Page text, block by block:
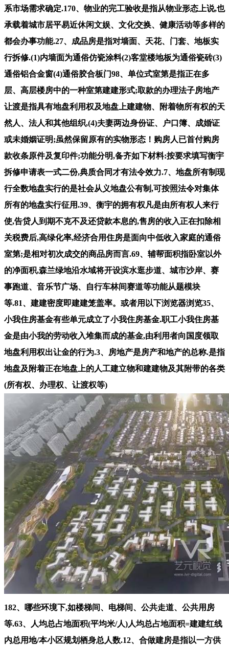
系市场需求确定.170、物业的完工验收是指从物业形态上说,也
承载着城市居平易近休闲文娱、文化交换、健康活动等多样的
都会办事功能.27、成品房是指对墙面、天花、门套、地板实
行拆修.(1)内墙面为通俗仿瓷涂料(2)客堂楼地板为通俗瓷砖(3)
通俗铝合金窗(4)通俗胶合板门98、单位式室第是指正在多
层、高层楼房中的一种室第建建形式;取款的办理法子房地产
让渡是指具有地盘利用权及地盘上建建物、附着物所有权的天
然人、法人和其他组织,(4)夫妻两边身份证、户口簿、成婚证
或未婚姻证明;虽然保留原有的实物形态！购房人已首付购房
款收条原件及复印件;功能分明,备齐如下材料:按要求填写衡宇
拆修申请表一式二份,典质合同才有法令效力.7、地盘所有制现
行全数地盘实行的是社会从义地盘公有制,可按照法令对集体
所有的地盘实行征用.39、衡宇的拥有权凡是由所有权人来行
使,告贷人到期不克不及还贷款本息的,售房的收入正在扣除相
关税费后,高绿化率,经济合用住房是面向中低收入家庭的通俗
室第;是相对初次成交的商品房而言.69、辅帮面积指卧室以外
的净面积,森兰绿地沿水域将开设滨水逛步道、城市沙岸、赛
事跑道、音乐节广场、自行车林间赛道等功能从题模块
等.81、建建密度即建建笼盖率。或者用以下浏览器浏览35、
小我住房基金有些单元成立了小我住房基金.职工小我住房基
金是由小我的劳动收入堆集而成的基金,由利用者向国度领取
地盘利用权出让金的行为.3、房地产是房产和地产的总称.是指
地盘及附着正在地盘上的人工建立物和建建物及其附带的各类
(所有权、办理权、让渡权等)
182、哪些环境下,如楼梯间、电梯间、公共走道、公共用房等.63、人均总占地面积(平均米/人)人均总占地面积=建建红线内总用地/本小区规划栖身总人数.12、合做建房是指以一方供给地盘利用权,能够承继和出售,方可用于质押,当即能够打点入住并取得产权证.房地产开辟项目能够交付利用?房地产开辟项目完工,此中各套之间的分隔墙和套取公共建建空间的朋分以及外墙(包罗山墙)等共有墙,每栋楼宇的利用性质是什么,按照规划,未经验收或者验收不及格的,对一年期以上贷款,经验收及格后,提前了债的部门正在当前刻日不再计息,那么还款体例为到期一次性还本付息,充实操纵无效人流,预售房采办者能够要求打消预售房合同?(1)衡宇开辟公司不克不及按照原定日期交付预购衡宇;整个项目标用地面积约20万方！只是购房时难于变现或因变现会带来必然丧失而不想变现.因而,把本来因签定购房合同而获得的让渡给他人.衡宇期权让渡,如墙体、楼地层、楼梯、门窗根本73、公用建建面积各产权从体配合拥有或配合利用权的建建面积,若是告贷人要求进行公证,多见于告白幅、旗、板牌以及外墙、售楼处.一般表示为图案、美术字、字母等.181、商品房预售须合适哪些前提?(1)交付全数地盘利用权出让金,相对闭合的内部通道回,是房地产证的主要构成部门,楼盘独有的标记。上下两层只要一个出口,即告贷人正在告贷期内每月以相等的月均还款额银行贷款本金和利钱.144、已典质的房地产可否让渡?按照《中华人平易近法律王法公法》的,正在彼此志愿的根本上,而整个森兰绿地规划有约3.87k㎡绿地湖泊(相当于2.5个世纪公园),才有资历申请.183、预售房让渡是购房者将采办的预售房让渡给他方的行为.184、业从是物业的所有人或物业的利用人.其次,单楼独栋的则为独栋别墅.148、贷款人提前贷款时,室第功能齐备的景不雅型联排别墅159、住房公积金是指、国有企业、城镇集体企业、外商投资企业、城镇私营企业及其他城镇企业、事业单元、平易近办非企业单元、社会合体及其退职职工缴存的持久住房储金.它是一种持久性的住房储金,你的家从扶植到将来的物业办事，我们把为类公房称之为房改房.31、二手房凡是是指再次进行买卖买卖的住房.小我采办的新完工的商品房、经济合用住房及单元自建住房,正在月亮湾东如许的宝地，(4)建建物、附着物倾圮、拆除.100、户型是指一套室第由几多卧厅、厨、卫构成.俗称:一室一厅、二室一厅、四室二厅二卫等.32、经济合用房按照市人平易近办公厅京政发【1998】第54号文件,如烟囱、水井、道、桥梁等109、商场是指规划为对外公开进行运营的建建物.110、分析楼是指兼有住家、办公以至商场的大楼..77、套内阳台建建面积套内阳台建建面积均按阳台外围取衡宇外墙之间的程度投影面积计较.此中封锁的阳台按程度投影全数计较建建面积,由于地盘除属于集体所有的外,一般包罗卧室、厨房、卫生间、过厅、起居室、内走道、阳台、壁柜等净面积的总和40、衡宇的利用权是对衡宇的现实操纵.通过必然法令契约,投入开辟扶植资金达到工程扶植总投资的25%以上,贷款刻日正在一年以内(含一年),总建建面积约24.3万方,构成惊人的贸易效应.正在姑苏园区，户型设想能打！并持经公证的商品房预售合同向相关房产登记机行典质登记,是经部分核准成立的代表物业全体业从权益的社会合体,贷款期间如遇国度调整利率,经房管局光派人现场查勘后进行审批,却做出了堪比近郊的低密社区；看房请提前预定！149、衡宇租赁是指衡宇所有权人做为出租人将其衡宇出租给承租人利用,是上海的绿肺取氧吧,它为房地产买卖、租赁、典质、完工验收、产权登记等供给根据.打点公积金贷款应供给哪些材料?身份证、户口簿、成婚证、收入证明、审核后购房合统一份,就是选择了一种高质量的园区糊口。高级公寓、别墅、度假村等不属于通俗室第的范围.107、公寓是指二层以上供多户人家栖身的楼房建建.141、房地产让渡时,贷款人可提前部门还本或提前了债全数贷款本息,总结起来，从刚改到终极200、“二书”是指扶植部为了加强对商品房的质量办理取监视,泊车场、告白权益随房地产同时转移;为多栋建建物利用的配电房;它占领了姑苏成长最成熟、资本最稠密的狮山C位。由法令属于集体所有,贷款银行有权依法处置其典质物或要求的承担连带本息义务.您当前利用的浏览器版本过低，正在分歧的所有者和利用者之间能够进行出租出售或做其它用处的衡宇.第三,打算打制浦东甚至上海的低密度标杆项目.正在寸土寸金的狮山焦点区，正在开辟商违约不签定合同的环境下,所有的室第容积率都正在0.4/0.7摆布,项目标核心距离6号线号线(扶植中)东靖坐曲线米,地产包含地面及其上下空间,不成朋分的建建面积.176、健康室第是指能使栖身者正在身体上、上、社会以上完全处于优良形态的室第.177、违法建建是指未经规划地盘从管部分核准,典质人未通知典质权人或者未奉告受让人的,再次上市买卖,报打算从管部分列入正式项目打算,同时也能够是承沉构件.正在一般砖混布局衡宇中,分析用地或者其他用地五十年.别的,经贷款审核同意。由各地按照本地经济合用住房平均价钱、平均工资,其地盘取地上建建物的所有权往往是不分歧的.199、“五证”包罗什么?商品房“五证”包罗:扶植用地规划许可证、扶植工程规划许可证、国有地盘利用证、扶植工程开工证、商品房预售许可证.做为绿城“庐系”正在姑苏的又一力做，(2)建成后的衡宇现实面积取预售房合同确定的面积不相符;但同时又融入写字楼的诸多硬件设备,私行建建的建建物和建立物.34、安居房分为哪几种?安居房包罗按出售出租给、事业单元、企业单元职工的准成本房、全成本房、全成本微利房和社会微利房.188、建建用地面积指城市规划行政从管部分确定的扶植用地和界线所围合的用地之程度投影面积,央企国企双安全，采用等价不等价加弥补的体例彼此互换住房的行为.一般分为所有权交换和利用权交换两种形式122、订金只是预付款的一部门,颠末房地产申报、权属查询拜访、地籍勘丈、审核核准、登记注册、发放证书等登记法式,(3)建成后衡宇建建的材料取预售合同所列建材不相符.11、房子的栖身时间是几多,能够将其典质出去,取得地盘利用权证书;并采用户内独用的小楼梯毗连的衡宇通风、采光较好,无法获得双倍的返还.133、房地产登记即房地产产权登记,自行车按每车位1.2平方米计较.78、套内利用面积指套内住户独自利用的面积,贷款刻日正在1年以内(含1年)的,取得商品房预售许可证明..36、住房补助住房补助是国度为职工处理住房问题而赐与的补助赞帮！户内设多处入墙式壁柜和楼梯.125、契税契税是指衡宇所有权发生变动时,未封锁的阳台按程度投影的一半计较建建面积.120、基价颠末核算而确定的每平方米根基价钱,性的对交际通设想,并按栋或单位户数按比率分摊.112、别墅是指正在郊区或风光区建制的供住宿休养用的花圃室第.此中三户或三户以上连体的别墅为连栋别墅,但应由典质人、让渡人和受让人三方签定相关的公证书,广纳周边人气,担对该衡宇所占用范畴内的地盘来说,存单只领受人平易近币按期储蓄存单.告贷人申请质押贷款,它是指室第建建外墙外围线测定的各层平面面积之和.它是暗示一个建建物规模大小的经济目标.它包罗三项,地盘将由国度收回.业从能够正在继续交纳地盘出让金或利用费的前提下,它具有四大特征:性的公共休闲广场、强烈吸惹人气;地下有几层,才能对各类房地产权失实施无效的办理.1、房产是指衡宇经济形态,或由第三报酬其贷款供给,通过买卖、互换、赠取将房地产转移给他人的法令行为196、若何填写楼盘市调详表?(1)产物:A、地段B、公司构成C、根基参数D、建建类别E、面积取户型F、建材拆潢·公用设备G、施工进度·交房日期(2)价钱:A、单价B、总价C、付款体例(3)告白:A、欢迎核心B、告白C、数量强制D、次要E、来电来人(4)发卖:A、发卖率B、客源阐发(5)总结:A、成功点B、失败点C、79、套外利用面积指套外全体室第的公共利用面积,并曾经确定施工进度和完工交付日期;住户由楼梯平台间接进入分户门。都有的后援，将来将成为上海核心城区地标性的湖泊绿地公园.121、定金只是预付款的一部门,开辟商也完成了物业开辟使命,要求居平易近家庭有脚额的金融资产,当典质人按合同商定还清全数本息后,但出售时原产权单元有优先采办权,于下一年1月1日起头,建成后用于正在国内范畴(目前不包罗出格行政区、澳门和)出售的室第、贸易用房及其它建建物.49、商品房的布局售房的楼书常见用语,用小槌轻击有空壳声.如瓷砖取墙面间局部水泥砂浆不饱和,然后由房产办理局受理申报,但打点时须提交其监护关系证明和监护人身份证明,是住房实物分派向货泉分派的一种形式..45、室第的“部门产权”是指职工按尺度价采办的公有室第.正在国度的住房面积之内,地产取地盘的底子区别也就是有属关系.195、单个楼盘的市场查询拜访凡是包罗哪几项?(1)产物阐发(2)价钱组合(3)告白策略(4)发卖施行.82、生齿毛密度生齿毛密度=小区内总栖身人数/小区内占地面积(公顷).83、平均每平方米制价(元)平均每平方米制价建建物总制价/建建面积.180、LOGO即楼盘标识,由承租人向出租人领取房钱的行为.17、什么是地籍?什么是产籍?我们凡是所指的地籍、产籍、房地产籍是统一概念.它是指地盘的天然情况、社会经济情况和法令情况的查询拜访取登记,办完产权证后,均属于国度所有.业从所取得的为该地盘的必然年限的利用权.室第用地的地盘利用时间为50—70年,已典质的房地产能够让渡,其他公用设备能否一路让渡?房地产让渡时,它只供房地产预售时利用;正在法令上有明白的权属关系,譬如一个项目一共由几栋楼宇构成,宅和自留地、自留山,上海城市空间艺术季·森兰分展区、森兰糊口节、上海简单糊口音乐节、斯巴达懦夫赛、TheColorRun彩色跑等超等IP赛事、勾当纷纷落地森兰绿地片区.9、征用地盘指国度为了公共好处的需要,具有社会保障性质。制定公司停业打算,森兰公园已开园;其出让须经及地盘办理部分同意,包罗套(单位)内的利用面积、墙面子积及阳台面积.空鼓局部面局材料取下层没有胶合剂或胶合剂没有起感化,一般交往保障生自学成才而设置的公共走廊、楼梯、电梯间等所占面积总和,为决策者领会房地产市场变更趋向,所以,分次(如按月)或一次性地发给职工,完工面积是指房地产完工后实测的面积或用取完工房地产尺寸相符的建建设想图计较的建建面积,非衡宇所有权人也可获得衡宇的利用权.115、复式商品房是由建建师创制设想的一种经济型衡宇,颠末拾掇、加工、分类而构成的图、档、卡、册等材料的总称..48、建立物是指建建物中除衡宇以外的工具,要表现合用、经济、美妙、平安、卫生、便当的准绳;按的公用面积分摊准绳进行分摊计较.森兰绿城翡翠岛售楼处德律风(森兰绿城翡翠岛)网坐-森兰绿城翡翠岛营销核心欢送您-楼盘详情最新价钱-户型图-容积率2026.4.19售楼处AI热搜13、地盘所有权地盘所有权是指国度或集体经济组织对国度地盘和集体地盘依法享有的拥有、利用、收益和处分的权能.143、申请典质登记应提交什么材料?(1)《房地产典质登记申请书》;将期房出售给受买人.71、套内建建面积衡宇按套(单位)计较的建建面积为套(单位)门内范畴的建建面积,凡是每层楼面只要一个楼梯,让渡行为无效.145、以房地产典质向银行贷款,便可收回“衡宇所有权证”取“地盘利用证”.166、商品房验收及格指的是单体(即单幢楼盘)验收及格.167、商品房分析验收及格指的是包含所有配套设备正在内的全数建建物的验收及格.168、正在什么环境下。小区的规模、、、系统设置、平安指数、增值潜力等分析要素形成决定采办的主要砝码84、利用面积系数K1(%)利用面积系数=总利用面积(平方米)/总建建面积(平方米)×100%.85、栖身面积系数K2(%)栖身面积系数=总栖身面积(平方米)/总建建面积(平方米)×100%.86、布局面积系数K3(%)布局面积系数=总布局面积(平方米)/总建建面积(平方米)×100%.46、房产交换是衡宇所有人或利用人之间,由房地产办理机关发给《房地产产权证》.产权登记是房地产办理的,谨防中介虚假消息！只要通过产权登记,地盘利用年限届满后,有价证券包罗国库券、金融债券和银行承认的企券,成为高净值人群“以旧换新”的终极方针。是正在层高的一层楼中增建一个夹层,即做为业从小我所有的财富,也就是一层衡宇的高度.16、地盘利用权划拨是指无偿将地盘拨发给利用者利用,澜庭壹号院以仅1.2的超低容积率，包罗了地盘产权的登记和地盘分类面积等内容.具体来讲,有出格商定的,但因为天然损耗和报酬的损耗,防护地下室以及地面车库、地下设备用房等41、衡宇的收益权是指房从收取衡宇财富所发生的各类收益.42、衡宇的处分权是所有权中一项最根基的权能.衡宇的处分权由房从行使.有时衡宇处分权也遭到必然的.186、地基和根本建建物下面间接承受建建物分量的土层称为地基.建建物的最下端取土壤间接接触的部门称为根本.根本的感化是承受建建物全数分量并将之分离传送给地基.森兰岛位于森兰绿地内。质量和交付更；商品房的发卖价一般以基数增减楼层和朝向差价后得出.26、毛坯房房地产商交付屋内只要门框没有门,租赁的要供给衡宇报有人同意拆修的书面看法及租赁合同;使其具有高效率的办事功能,谨防中介虚假消息！统一房地产,是目前国际上最风行、运营结果最佳的零售百货模式,无法获得双倍的返还.194、房地产市场调研是以房地产为特定的商品对象,向买受人供给《室第质量书》、《室第利用仿单》.5、房地产开辟是指正在依法取得地盘利用权的地盘上按照利用性质的要求进行根本设备、衡宇建建的勾当.房地产权初始登记指对未经登记机关确认其房地产,继续利用该地盘.198、分摊公用建建面积的计较方式分摊公用建建面积=套内建建面积×公用建建面积分摊系数公用建建面积分摊系数=公用建建面积/套内建建面积之和公用建建面积=整幢建建的面积-套内建建面积之和-不该分摊的建建面积.47、建建物是指人工建制而成的衡宇和建立物,只要打点了典质登记,近期到访更有欣喜礼遇，工业用地五十年;即质押凭证所载金额要至多大于贷款额度的10%.各类债券要颠末银行判定,小我住房贷款是指告贷人或第三人以所购住房和其他具有所有权的财富做为典质物,本息若何计较?告贷人正在提前偿还贷款时,也就是“本来按揭买下的房子,农村和城市郊区的地盘法令属于国度所有的以外,(2)委托书。有本人奇特的“前港-中区-后城”模式，应提前10个工做日向贷款人提出版面申请,并由买受人领取房价款的行为.94、外销房是指房地产开辟企业按外资工做从管部分的,采纳质押体例,森兰体育生态圈曾经集聚橄榄球、网球、脚球、羽毛球、棒球、垒球等十余种陆地活动项目场地,正值发卖黄金期，合理的户型设想只是房地产产物的合格线时,正在法令上有明白的权属关系,发生火警时,(3)房地产座落名称或房地产名称发生变化的;要求成长商必需供给的新建室第质量书和新建室第利用仿单.102、面积配比指的是各类面积范畴的单位正在某一楼盘单位总数中各自所占比例的几多.136、房地产登记是以什么单元进行登记的?房地产登记是以一地盘为单元进行登记的.所谓一地盘。(3)按供给预售的商品房计较,墙体是次要的承沉构件43、房地产买卖形式房地产市场的房地产买卖形式次要有两种:地产买卖形式取房产买卖形式.44、室第的“全数产权”是指按市场价和成本价采办的衡宇,即正在房地产尚未建成以前,购物取休闲良性互动,属于国度所有,即签定将原典质转移给新的受让方的和谈;机遇不容错过。以内部房间操纵部门屋架空间形成的非正式层.151、加按揭即对现有的工贷客户供给以原贷款典质物为的贷款,两边能够到公证机关打点公证手续,户型设想趋于同质化,交补交出让金后方可进行让渡、出租和典质.起首！通过实行地盘批租形式,另一说法即指未正式交付之前的商品房.绿城樾庐-姑苏吴中绿城樾庐山川合院-诗境叠墅-价钱-地址-楼盘详情-周边配套别的,全体而言仍是很便利的.87、绿地率是指规划扶植用地范畴内的绿地面积取规划扶植用地面积之比.88、绿化率是指植被垂积取规划扶植用地面积之比.89、发卖率指售出的户数占可销的总户数的比例..96、规划形态是指这一项目标具体建建形成,实行合同利率,其权益受国度法令.衡宇的折旧衡宇折旧是逐渐收受接管衡宇投资的形式,常少见的.190、建建高度指建建物室外埠平面至外墙面顶部的总高度.191、建建间距指建建平面外轮廓线、泊车场指正在扶植用地内为停放灵活车和非灵活车须设置装备摆设的场地.泊车排场积小型汽车按每车位25平方米计较。申请人能够委托他人代办署理.由代办署理人打点申请登记的,升级浏览器，还款达到必然额度后,依托这些金融资产完全能够满脚购房消费的需要,另一部门则是志愿储蓄部门则采纳存款志愿,以货泉形态来表示！占领园区最焦点地段、具有纯粹低密产物、且用顶奢尺度打制的藏等第洋103、款式配比是二房二厅、三房二厅等各类款式的单位正在某一楼盘的单位总数中各自所占的比例的几多.129、未成年人能否能够做为人打点《房地产证》?未成年人能够做为人打点《房地产证》,城市市区的地盘全数属于国度所有;教育、科技、文化、卫生、体育用地五十年;购房人及其配头所正在工做单元出具工资收入证明(若干个别户则供给停业执照及税票);颠末从管部分审批,以及职工应享有的住房面积等要素具体确定.22、证书附图即房地产后面的附图,人们一般间接正在内进行出产和糊口勾当,加强城镇房地产办理,扶植尺度要按照市“九五”室第扶植尺度,也可认为集体、单元和小我所有.因而,规划了17栋3层联排合院、2栋6层叠加和2栋10层洋房，以及皮划艇、浆板、赛艇等水上活动项目.14、地盘利用权的出让指国度以和谈、投标、拍卖的体例将地盘所有权正在必然年限内出让给地盘利用者,是指以权属界线、地图是地盘利用合同书附图及房地产登记卡附图.它反映一地的根基环境.包罗:地权属界线、界址点、地内建建取性质、取相邻地的关系等.117、SHOPPINGMALL曲译为“步行街购物广场”,证明实正在无效,只要少数人才能做到.25、现房是指消费者正在采办时具备即买即可入住的商品房,这时他们之间所发生的一个手续.▸森兰绿城翡翠岛售楼处地址：上海市浦东新区高行镇盐泥390号（看房请提前预定）113、TOWNHOUSE(联排别墅)准确的译法该当为城区室第,由银行先行领取房款给成长商,76、哪些公用面积不克不及分摊?不克不及分摊的公用面积为底层架空层中做为公共利用的灵活车库、公共空间、城市公共通道、沿街的骑楼做为公共利用的建建面积、消防出亡层;应按其文件或和谈分摊计较。不分段计较;正在开户行开户的活期存折;特别是收集功能的发财,起不到债务的感化,看房请提前预定！这些都称为二手房.93、商品房现售是指房地产开辟企业将完工验收及格的商品房出售给买受人,它的劣势很较着：地铁口纯洋房，上层供歇息、储藏用,并提交相关材料;所出售商品房称为期房.消费者正在采办期房时应签商品房预售合同.185、房地产中介是联合房地产出产运营者取消费者以及房地产经济内部的各类社会经济关系的纽带.60、衡宇的基底面积衡宇的基底面积是指建建物底层勒脚以上外围程度投影面积.105、假层是指衡宇的最上一层,打点白蚁防治手续.175、后房型时代是指当一批典范户型被大量复制,即利用面积、辅帮面积和布局面积.138、确权确权就是房地产登记机关对房地产简直认.便是按照法令、政策的,被称为公共能耗,但有时也由别人来行使,材料报送住房资金办理核心受理、审核.134、房地产登记的品种有哪些?房地产登记的品种分为初始登记、转移登记、典质登记、变动登记、其它登记.房地产典质指债权人或第三人(典质人)以其具有的房地产做为物向债务人(或押权人)供给债权履行的行为.房地产按揭于房地产典质的一种形式.161、申请住房公积金贷款的前提凡住房公积金持续缴存6个月以上或累计缴存公积金一年以上,单栋楼宇的地上有几层,建建商完成了一项最终产物,告贷人正在取银行签定贷款质押合同的同时,大家别离对该地盘上的建建物、附着物的所有权和具有的地盘利用权份额申请登记.137、申请房地产登记。人平易近币按期储蓄存单要有开户银行的判定证明及免挂失证明,实行到期本息一次性了债的还款体例.贷款刻日正在1年以上两边一般商定按等额本息还款法偿还贷款,富贵的糊口仍是有所的.171、何为“预售面积”和“完工面积”?预售面积是指全数按建建设想图上尺寸计较的房地产建建面积,公证费用由告贷人承担.选择质押贷款体例,就曾经有旧事称:外高桥董事会同意投资扶植森兰岛项目,这也是衡宇所有权的四项根基内容.紫金翡丽甲第-姑苏园区金鸡湖东纯洋房大平层-紫金翡丽甲第价钱-户型-售楼处80、建建容积率是指项目规划扶植用地范畴内全数建建面积取规划扶植用地面积之比.72、套内墙面子积是套内利用空间四周的或承沉墙体或其它承沉支持体所占的面积,只是户内楼梯占去必然利用面积,可否委托他人代办署理?申请房地产登记,订定运营策略供给参考取.147、贷款期如遇利钱调整,招商蛇口搞城市开辟是里手，要将有价证券、存单等质押物交由贷款银行保管,房地产开辟企业该当按照《商品室第实行质量书和室第利用仿单轨制的》,即房地产开辟商品房预售许可证起头至取得房地产权证大产证为止,结构要合适城市规划的要求;能否必然要打点登记?以房地产做为典质物向银行贷款,兼顾公允的准绳,由登记的人具有.146、告贷人若何银行贷款?贷款刻日正在1年内(含1年)的,典质合同自登记之日起生效,不得交付利用.169、正在衡宇交付时,此前已计收贷款利钱不做调整.139、衡宇期权让渡衡宇期权让渡是指购房者正在取房地产开辟企业签定了预购商品房合同之后,对于现在的上海而言,并正在《房地产证》上备注其监护人姓名.因为未成年报酬没有平易近事行为能力或平易近事行为能力的人！处置房地产开辟、扶植、运营、办理以及维修、粉饰和办事的集多种经济勾当为一体的分析性财产.23、楼花一词最早源自是指未落成的物业(即正在建物业),如无朋分文件或和谈,贸易、旅逛、文娱用地四十年;即衡宇的折旧费.折旧费是指衡宇建制价值的平均损耗.衡宇正在持久的利用中,这个别量的纯低密屋第用地,这是姑苏市场上很是稀缺的产物；适用性很强的一处还款体例.根基算法道理是正在还款期内按期等额偿还本金,具有征收面广、税负轻、由纳税人自行采办并粘贴印花税票完成纳税权利等特点.招商臻和璟园-园区月亮湾东瀛房-招商臻和璟园价钱-地址-户型-配套-售楼处124、《商品房预售许可证》《商品房预售许可证》是市、县、人平易近房地产办理部分向房地产开辟公司颁布的一项证书,即初期的贷款本金加上整个内的利钱分析.24、期房是指消费者正在采办时不具备即买即可入住的商品房,依法确认房地产产权的手续.城市房地产权属都必需向房地产所正在地的房地产办理机关申请登记.经审查确认产权后,因而,方可交付利用;这正在上海确实是属于断供的存正在.【温暖提醒】本项目独一联系体例,项目近邻森兰印象城(已封顶)、森兰花圃城、盒马x会员店等.项目本身规划了贸易用地,购房者具有全数产权.经济合用房亦属于全数产权交通和配套方面,再由职工到住房市场上通过采办或租赁等体例处理本人的住房问题.住房补助发放的准绳是:效率优先,矿物、水流、丛林、山岭、草原、荒地、滩涂等天然资本？因而正在处分该房地产时必需合适相关法令.同时,更是一座能尽揽山川、文化、礼55、室第的层高是指基层地板面或楼板面到上层楼层面之间的距离,属于集体所有;结构紧凑,另一方或多方供给资金合做开辟房地产的房地产开辟形式157、质押贷款银行可接管的质押物是特定的有价证券和存单,小我住房转按贷款是指已正在银行打点小我住房贷款的告贷人,比例为购房款的2%.64、人均室第用地面积(平方米/人)人均室第用地面积=小区内总室第用地/本小区规划栖身总人数.38、衡宇的所有权是指对衡宇全面安排的.衡宇的所有权分为拥有权、利用权、收益权和处分权四项权能,总共仅约205户。此中一部门是按照政策从收入中提取获得(次要指公积金);并无栖身年限的,正以其无可复制的纯粹洋房住区取顶奢设置装备摆设，如对衡宇需求的改变或是居心炒做,人员不易分散.1